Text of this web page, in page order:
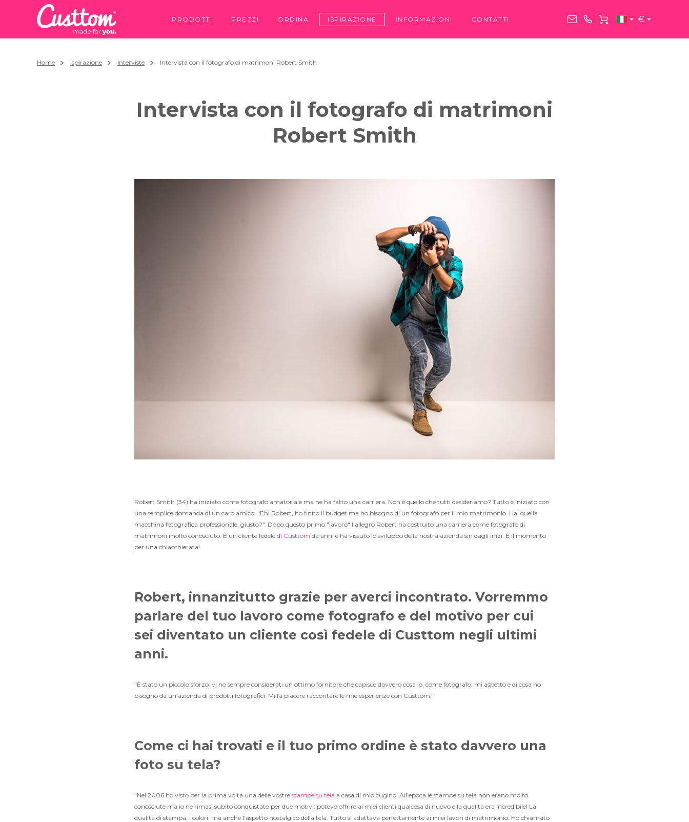
PRODOTTI PREZZI ORDINA ISPIRAZIONE INFORMAZIONI CONTATTI €
Home Ispirazione Interviste Intervista con il fotografo di matrimoni Robert Smith
Intervista con il fotografo di matrimoni
Robert Smith
Robert Smith (34) ha iniziato come fotografo amatoriale ma ne ha fatto una carriera. Non è quello che tutti desideriamo? Tutto è iniziato con
una semplice domanda di un caro amico: "Ehi Robert, ho finito il budget ma ho bisogno di un fotografo per il mio matrimonio. Hai quella
macchina fotografica professionale, giusto?". Dopo questo primo "lavoro" l’allegro Robert ha costruito una carriera come fotografo di
matrimoni molto conosciuto. È un cliente fedele di Custtom da anni e ha vissuto lo sviluppo della nostra azienda sin dagli inizi. È il momento
per una chiacchierata!
Robert, innanzitutto grazie per averci incontrato. Vorremmo
parlare del tuo lavoro come fotografo e del motivo per cui
sei diventato un cliente così fedele di Custtom negli ultimi
anni.
"È stato un piccolo sforzo: vi ho sempre considerati un ottimo fornitore che capisce davvero cosa io, come fotografo, mi aspetto e di cosa ho
bisogno da un’azienda di prodotti fotografici. Mi fa piacere raccontare le mie esperienze con Custtom."
Come ci hai trovati e il tuo primo ordine è stato davvero una
foto su tela?
"Nel 2006 ho visto per la prima volta una delle vostre stampe su tela a casa di mio cugino. All’epoca le stampe su tela non erano molto
conosciute ma io ne rimasi subito conquistato per due motivi: potevo offrire ai miei clienti qualcosa di nuovo e la qualità era incredibile! La
qualità di stampa, i colori, ma anche l’aspetto nostalgico della tela. Tutto si adattava perfettamente ai miei lavori di matrimonio. Ho chiamato